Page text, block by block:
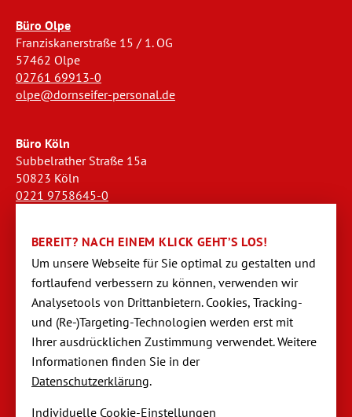
Büro Olpe
Franziskanerstraße 15 / 1. OG
57462 Olpe
02761 69913-0
olpe@dornseifer-personal.de
Büro Köln
Subbelrather Straße 15a
50823 Köln
0221 9758645-0
Büro Stendal
Westwall 18
39576 Stendal
03931 520944-0
stendal@dornseifer-personal.de
BEREIT? NACH EINEM KLICK GEHT’S LOS!
Um unsere Webseite für Sie optimal zu gestalten und
fortlaufend verbessern zu können, verwen­den wir
Analysetools von Dritt­anbietern. Cookies, Tracking-
und (Re-)Targeting-Techno­logien werden erst mit
Ihrer ausdrücklichen Zustimmung verwendet. Weitere
Informationen finden Sie in der
Datenschutzerklärung.
Individuelle Cookie-Einstellungen